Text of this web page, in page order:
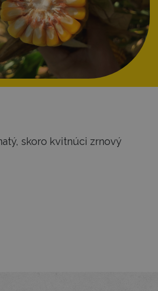
skoro kvitnúci zrnový